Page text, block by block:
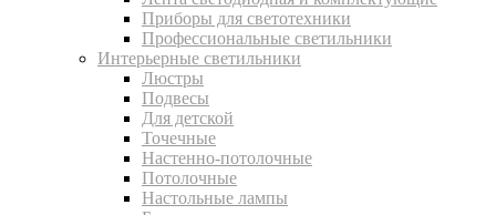
Приборы для светотехники
Профессиональные светильники
Интерьерные светильники
Люстры
Подвесы
Для детской
Точечные
Настенно-потолочные
Потолочные
Настольные лампы